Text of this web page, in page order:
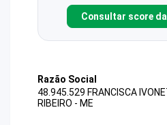
Consultar score
Razão Social
48.945.529 FRANCISCA
RIBEIRO - ME